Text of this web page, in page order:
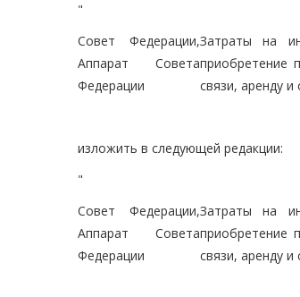
"
Совет Федерации,
Аппарат Совета
Федерации
Затраты на
приобретение
связи, аренду
изложить в следующей редакции:
"
Совет Федерации,
Аппарат Совета
Федерации
Затраты на
приобретение
связи, аренду